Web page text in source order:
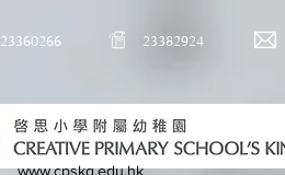
23360266 23382924
www.cpskg.edu.hk